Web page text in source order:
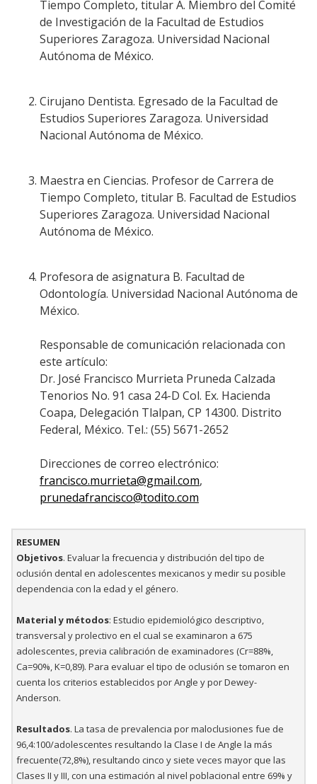
Tiempo Completo, titular A. Miembro del Comité
de Investigación de la Facultad de Estudios
Superiores Zaragoza. Universidad Nacional
Autónoma de México.
Cirujano Dentista. Egresado de la Facultad de
Estudios Superiores Zaragoza. Universidad
Nacional Autónoma de México.
Maestra en Ciencias. Profesor de Carrera de
Tiempo Completo, titular B. Facultad de Estudios
Superiores Zaragoza. Universidad Nacional
Autónoma de México.
Profesora de asignatura B. Facultad de
Odontología. Universidad Nacional Autónoma de
México.
Responsable de comunicación relacionada con
este artículo:
Dr. José Francisco Murrieta Pruneda Calzada
Tenorios No. 91 casa 24-D Col. Ex. Hacienda
Coapa, Delegación Tlalpan, CP 14300. Distrito
Federal, México. Tel.: (55) 5671-2652
Direcciones de correo electrónico:
francisco.murrieta@gmail.com,
prunedafrancisco@todito.com
RESUMEN
Objetivos. Evaluar la frecuencia y distribución del tipo de
oclusión dental en adolescentes mexicanos y medir su posible
dependencia con la edad y el género.
Material y métodos: Estudio epidemiológico descriptivo,
transversal y prolectivo en el cual se examinaron a 675
adolescentes, previa calibración de examinadores (Cr=88%,
Ca=90%, K=0,89). Para evaluar el tipo de oclusión se tomaron en
cuenta los criterios establecidos por Angle y por Dewey-
Anderson.
Resultados. La tasa de prevalencia por maloclusiones fue de
96,4:100/adolescentes resultando la Clase I de Angle la más
frecuente(72,8%), resultando cinco y siete veces mayor que las
Clases II y III, con una estimación al nivel poblacional entre 69% y